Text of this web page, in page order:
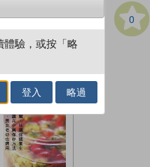
0
體驗，或按「略
登入 略過